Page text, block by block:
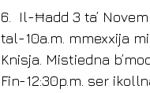
6.  Il-Ħadd 3 ta’
tal-10a.m. mmexxija
Knisja. Mistiedna
Fin-12:30p.m. ser